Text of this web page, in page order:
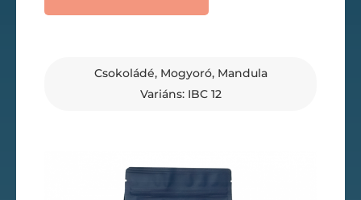
Csokoládé, Mogyoró, Mandula
Variáns: IBC 12